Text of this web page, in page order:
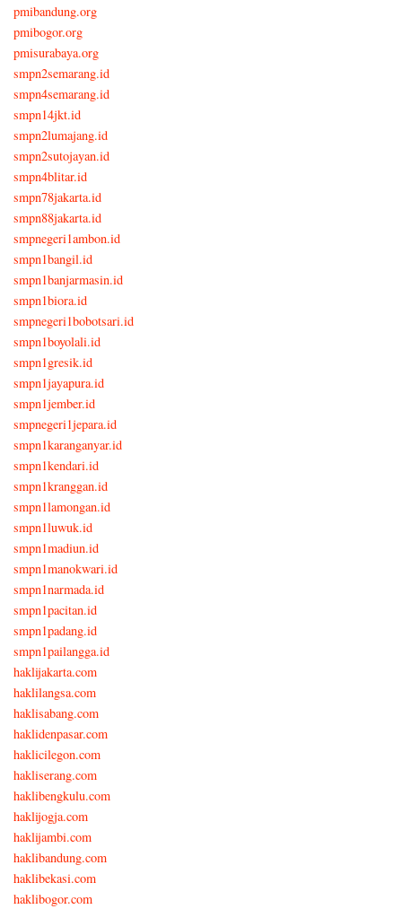
pmibandung.org
pmibogor.org
pmisurabaya.org
smpn2semarang.id
smpn4semarang.id
smpn14jkt.id
smpn2lumajang.id
smpn2sutojayan.id
smpn4blitar.id
smpn78jakarta.id
smpn88jakarta.id
smpnegeri1ambon.id
smpn1bangil.id
smpn1banjarmasin.id
smpn1biora.id
smpnegeri1bobotsari.id
smpn1boyolali.id
smpn1gresik.id
smpn1jayapura.id
smpn1jember.id
smpnegeri1jepara.id
smpn1karanganyar.id
smpn1kendari.id
smpn1kranggan.id
smpn1lamongan.id
smpn1luwuk.id
smpn1madiun.id
smpn1manokwari.id
smpn1narmada.id
smpn1pacitan.id
smpn1padang.id
smpn1pailangga.id
haklijakarta.com
haklilangsa.com
haklisabang.com
haklidenpasar.com
haklicilegon.com
hakliserang.com
haklibengkulu.com
haklijogja.com
haklijambi.com
haklibandung.com
haklibekasi.com
haklibogor.com